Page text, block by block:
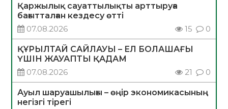
Қаржылық сауаттылықты арттыруға
бағытталған кездесу өтті
07.08.2026
15 0
ҚҰРЫЛТАЙ САЙЛАУЫ – ЕЛ БОЛАШАҒЫ
ҮШІН ЖАУАПТЫ ҚАДАМ
07.08.2026
21 0
Ауыл шаруашылығы – өңір экономикасының
негізгі тірегі